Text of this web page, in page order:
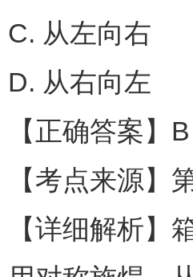
C. 从左向右
D. 从右向左
【正确答案】B
【考点来源
【详细解析